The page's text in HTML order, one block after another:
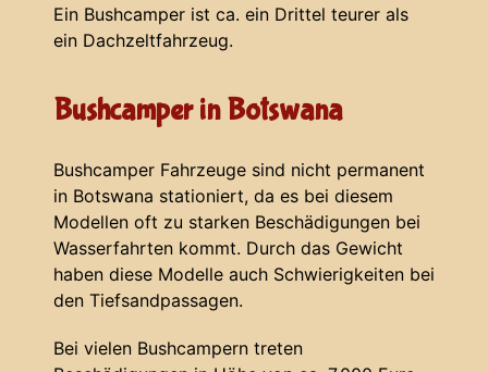
Ein Bushcamper ist ca. ein Drittel teurer als
ein Dachzeltfahrzeug.
Bushcamper in Botswana
Bushcamper Fahrzeuge sind nicht permanent
in Botswana stationiert, da es bei diesem
Modellen oft zu starken Beschädigungen bei
Wasserfahrten kommt. Durch das Gewicht
haben diese Modelle auch Schwierigkeiten bei
den Tiefsandpassagen.
Bei vielen Bushcampern treten